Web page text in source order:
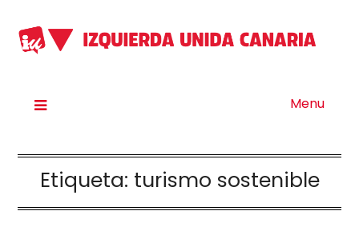
Menu
Etiqueta: turismo sostenible